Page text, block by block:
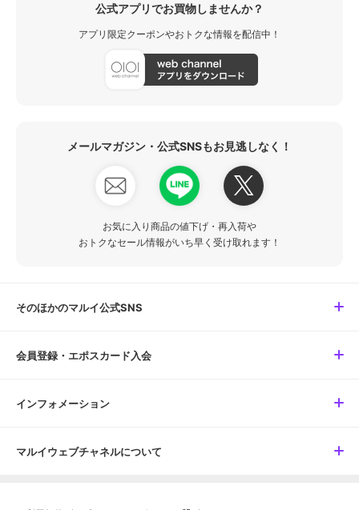
公式アプリでお買物しませんか？
アプリ限定クーポンやおトクな情報を配信中！
メールマガジン・公式SNSもお見逃しなく！
お気に入り商品の値下げ・再入荷や
おトクなセール情報がいち早く受け取れます！
そのほかのマルイ公式SNS
会員登録・エポスカード入会
インフォメーション
マルイウェブチャネルについて